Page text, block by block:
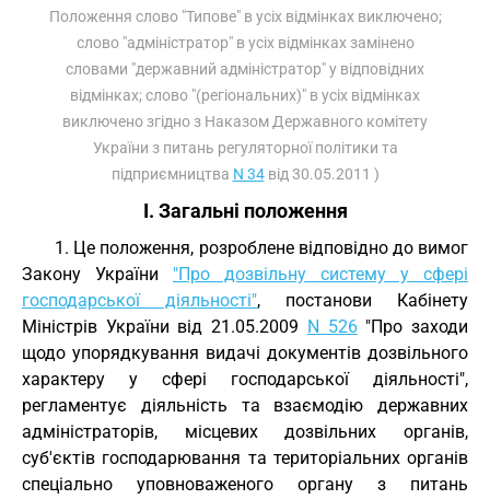
Положення слово "Типове" в усіх відмінках виключено;
слово "адміністратор" в усіх відмінках замінено
словами "державний адміністратор" у відповідних
відмінках; слово "(регіональних)" в усіх відмінках
виключено згідно з Наказом Державного комітету
України з питань регуляторної політики та
підприємництва N 34від 30.05.2011 )
I. Загальні положення
1. Це положення, розроблене відповідно до вимог
Закону України "Про дозвільну систему у сфері
господарської діяльності", постанови Кабінету
Міністрів України від 21.05.2009 N 526"Про заходи
щодо упорядкування видачі документів дозвільного
характеру у сфері господарської діяльності",
регламентує діяльність та взаємодію державних
адміністраторів, місцевих дозвільних органів,
суб'єктів господарювання та територіальних органів
спеціально уповноваженого органу з питань